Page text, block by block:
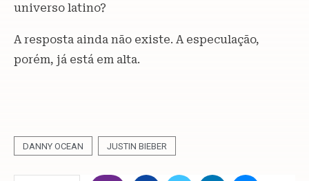
universo latino?
A resposta ainda não existe. A especulação,
porém, já está em alta.
DANNY OCEAN JUSTIN BIEBER